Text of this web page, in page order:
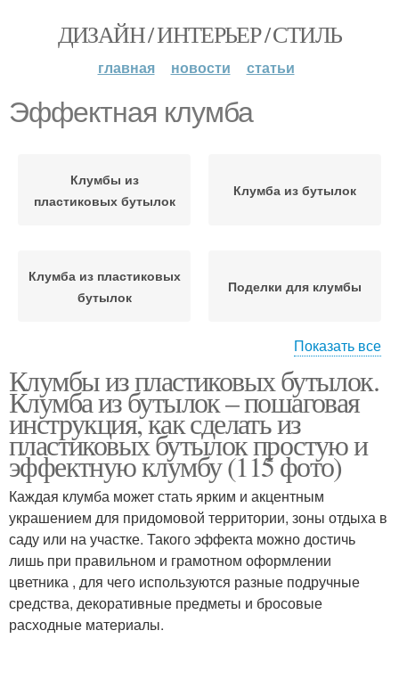
ДИЗАЙН / ИНТЕРЬЕР / СТИЛЬ
главная новости статьи
Эффектная клумба
Клумбы из
пластиковых бутылок
Клумба из бутылок
Клумба из пластиковых
бутылок
Поделки для клумбы
Подвесная клумба Разнообразные клумбы
Клумбы из бутылок Вертикальная клумба
Оригинальные клумбы Клумбы при помощи
Показать все
Клумбы из пластиковых бутылок.
Клумба из бутылок – пошаговая
инструкция, как сделать из
пластиковых бутылок простую и
эффектную клумбу (115 фото)
Каждая клумба может стать ярким и акцентным
украшением для придомовой территории, зоны отдыха в
саду или на участке. Такого эффекта можно достичь
лишь при правильном и грамотном оформлении
цветника , для чего используются разные подручные
средства, декоративные предметы и бросовые
расходные материалы.